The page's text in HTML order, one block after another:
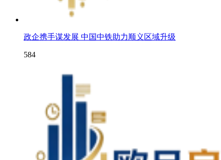
政企携手谋发展 中国中铁助力顺义区域升级
584